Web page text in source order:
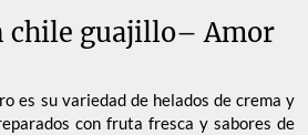
chile guajillo– Amor
es su variedad de helados de crema y
con fruta fresca y sabores de